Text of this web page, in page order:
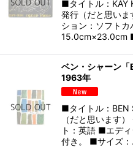
■タイトル：KAY
発行（だと思い
ション：ソフト
15.0cm×23.0cm
ベン・シャーン「
1963年
■タイトル：BEN
（だと思います
ト：英語 ■エデ
付き。 ■サイズ